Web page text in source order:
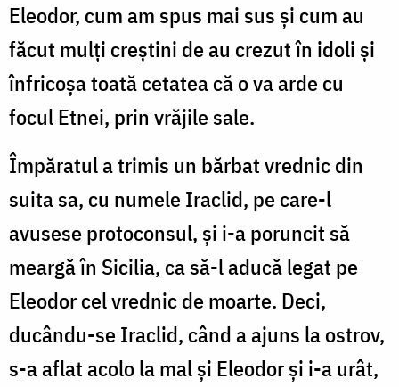
Eleodor, cum am spus mai sus și cum au
făcut mulți creștini de au crezut în idoli și
înfricoșa toată cetatea că o va arde cu
focul Etnei, prin vrăjile sale.
Împăratul a trimis un bărbat vrednic din
suita sa, cu numele Iraclid, pe care-l
avusese protoconsul, și i-a poruncit să
meargă în Sicilia, ca să-l aducă legat pe
Eleodor cel vrednic de moarte. Deci,
ducându-se Iraclid, când a ajuns la ostrov,
s-a aflat acolo la mal și Eleodor și i-a urât,